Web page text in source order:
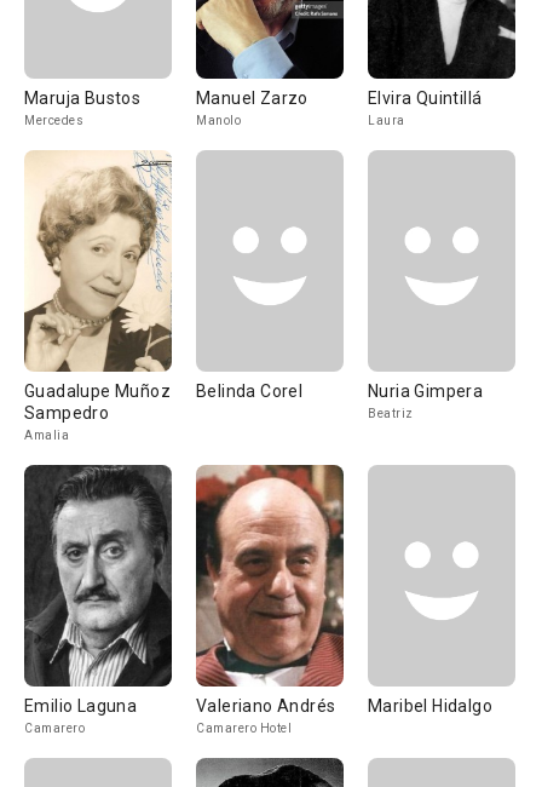
Maruja Bustos
Mercedes
Manuel Zarzo
Manolo
Elvira Quintillá
Laura
Guadalupe Muñoz
Sampedro
Amalia
Belinda Corel Nuria Gimpera
Beatriz
Emilio Laguna
Camarero
Valeriano Andrés
Camarero Hotel
Maribel Hidalgo